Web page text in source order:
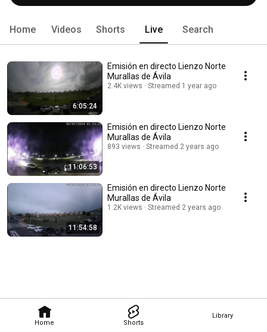
Home Shorts
Library
Home Videos Shorts Live Search
6:05:24
Emisión en directo Lienzo Norte
Murallas de Ávila
2.4K views Streamed 1 year ago
11:06:53
Emisión en directo Lienzo Norte
Murallas de Ávila
893 views Streamed 2 years ago
11:54:58
Emisión en directo Lienzo Norte
Murallas de Ávila
1.2K views Streamed 2 years ago